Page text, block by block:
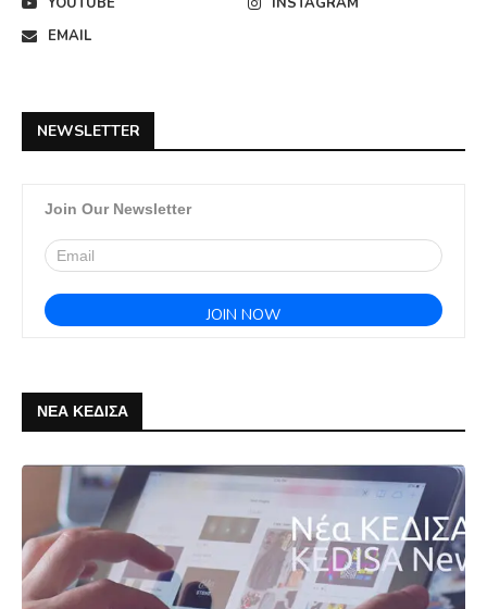
EMAIL
NEWSLETTER
Join Our Newsletter
ΝΕΑ ΚΕΔΙΣΑ